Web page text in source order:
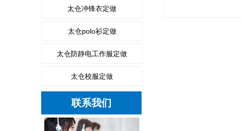
太仓冲锋衣定做
太仓polo衫定做
太仓防静电工作服定做
太仓校服定做
联系我们